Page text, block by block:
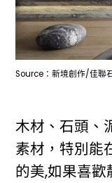
Source：新境創作/佳聯
木材、石頭、
素材，特別能
的美,如果喜